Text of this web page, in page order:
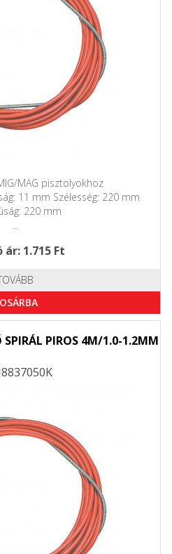
MAG pisztolyokhoz
11 mm Szélesség: 220 mm
220 mm
...
1.715 Ft
SPIRÁL PIROS 4M/1.0-1.2MM